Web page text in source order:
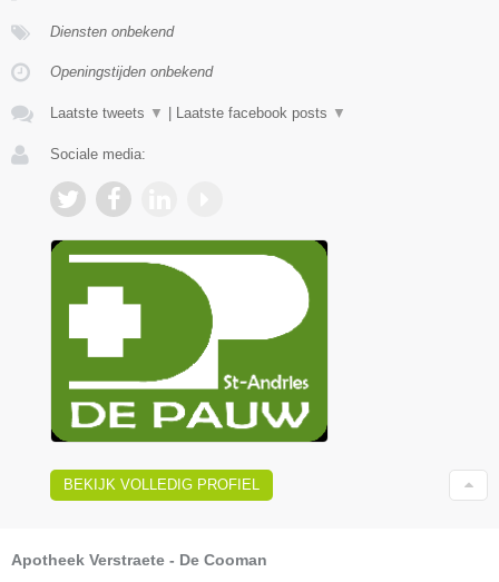
Diensten onbekend
Openingstijden onbekend
Laatste tweets ▼ | Laatste facebook posts ▼
Sociale media:
BEKIJK VOLLEDIG PROFIEL
Apotheek Verstraete - De Cooman